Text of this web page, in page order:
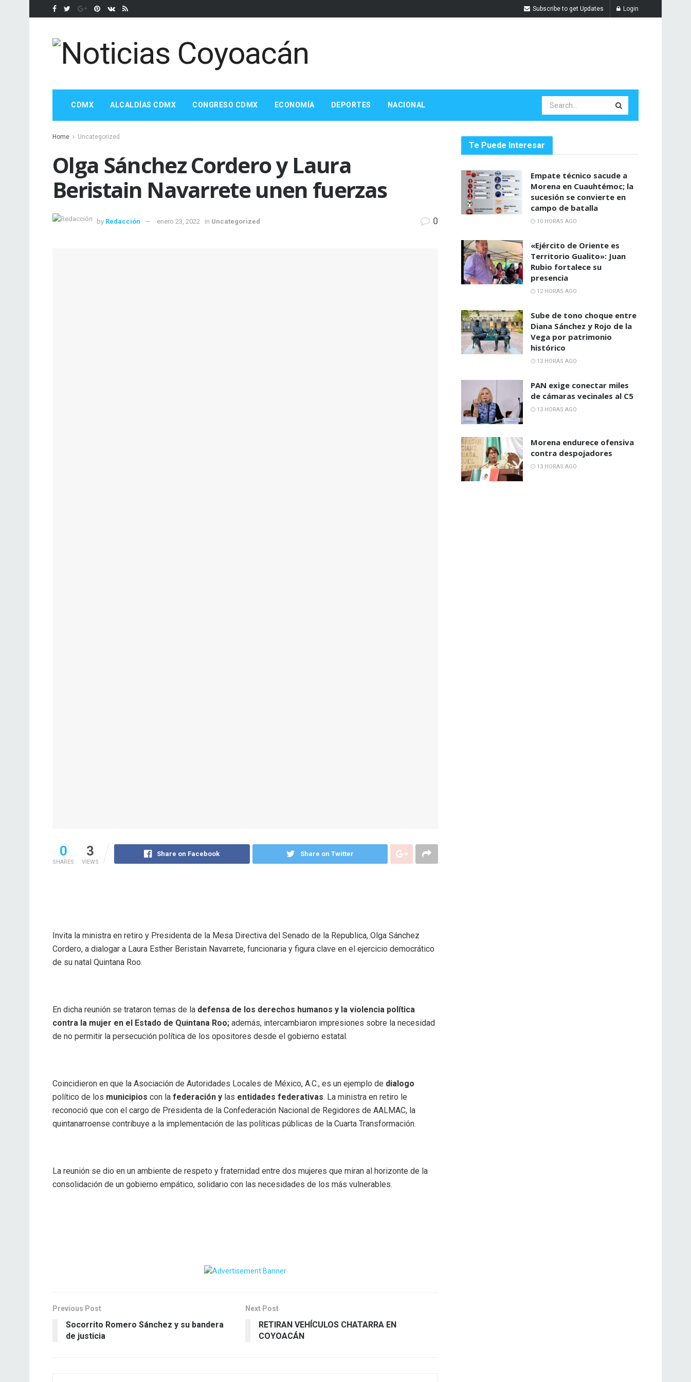
Subscribe to get Updates Login
CDMX ALCALDÍAS CDMX CONGRESO CDMX ECONOMÍA DEPORTES NACIONAL
Home Uncategorized
Olga Sánchez Cordero y Laura
Beristain Navarrete unen fuerzas
by Redacción enero 23, 2022 in Uncategorized 0
0
SHARES
3
VIEWS
Share on Facebook Share on Twitter
Invita la ministra en retiro y Presidenta de la Mesa Directiva del Senado de la Republica, Olga Sánchez
Cordero, a dialogar a Laura Esther Beristain Navarrete, funcionaria y figura clave en el ejercicio democrático
de su natal Quintana Roo.
En dicha reunión se trataron temas de la defensa de los derechos humanos y la violencia política
contra la mujer en el Estado de Quintana Roo; además, intercambiaron impresiones sobre la necesidad
de no permitir la persecución política de los opositores desde el gobierno estatal.
Coincidieron en que la Asociación de Autoridades Locales de México, A.C., es un ejemplo de dialogo
político de los municipios con la federación y las entidades federativas. La ministra en retiro le
reconoció que con el cargo de Presidenta de la Confederación Nacional de Regidores de AALMAC, la
quintanarroense contribuye a la implementación de las políticas públicas de la Cuarta Transformación.
La reunión se dio en un ambiente de respeto y fraternidad entre dos mujeres que miran al horizonte de la
consolidación de un gobierno empático, solidario con las necesidades de los más vulnerables.
Previous Post
Socorrito Romero Sánchez y su bandera
de justicia
Next Post
RETIRAN VEHÍCULOS CHATARRA EN
COYOACÁN
Te Puede Interesar
Empate técnico sacude a
Morena en Cuauhtémoc; la
sucesión se convierte en
campo de batalla
10 HORAS AGO
«Ejército de Oriente es
Territorio Gualito»: Juan
Rubio fortalece su
presencia
12 HORAS AGO
Sube de tono choque entre
Diana Sánchez y Rojo de la
Vega por patrimonio
histórico
13 HORAS AGO
PAN exige conectar miles
de cámaras vecinales al C5
13 HORAS AGO
Morena endurece ofensiva
contra despojadores
13 HORAS AGO